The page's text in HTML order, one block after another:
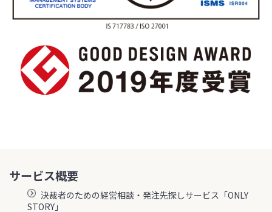
サービス概要
決裁者のための経営相談・発注先探しサービス「ONLY
STORY」